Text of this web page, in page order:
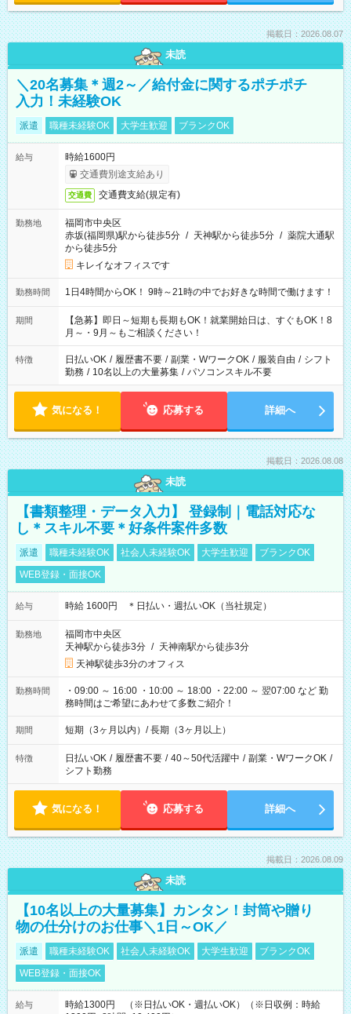
掲載日：2026.08.07
未読
＼20名募集＊週2～／給付金に関するポチポチ
入力！未経験OK
派遣 職種未経験OK 大学生歓迎 ブランクOK
給与
時給1600円
交通費別途支給あり
交通費 交通費支給(規定有)
勤務地
福岡市中央区
赤坂(福岡県)駅から徒歩5分 / 天神駅から徒歩5分 / 薬院大通駅
から徒歩5分
キレイなオフィスです
勤務時間 1日4時間からOK！ 9時～21時の中でお好きな時間で働けます！
期間
【急募】即日～短期も長期もOK！就業開始日は、すぐもOK！8
月～・9月～もご相談ください！
特徴 日払いOK / 履歴書不要 / 副業・WワークOK / 服装自由 / シフト
勤務 / 10名以上の大量募集 / パソコンスキル不要
気になる！ 応募する 詳細へ
掲載日：2026.08.08
未読
【書類整理・データ入力】 登録制｜電話対応な
し＊スキル不要＊好条件案件多数
派遣 職種未経験OK 社会人未経験OK 大学生歓迎
ブランクOK
WEB登録・面接OK
給与 時給 1600円 ＊日払い・週払いOK（当社規定）
勤務地
福岡市中央区
天神駅から徒歩3分 / 天神南駅から徒歩3分
天神駅徒歩3分のオフィス
勤務時間
・09:00 ～ 16:00 ・10:00 ～ 18:00 ・22:00 ～ 翌07:00 など 勤
務時間はご希望にあわせて多数ご紹介！
期間 短期（3ヶ月以内）/ 長期（3ヶ月以上）
特徴 日払いOK / 履歴書不要 / 40～50代活躍中 / 副業・WワークOK /
シフト勤務
気になる！ 応募する 詳細へ
掲載日：2026.08.09
未読
【10名以上の大量募集】カンタン！封筒や贈り
物の仕分けのお仕事＼1日～OK／
派遣 職種未経験OK 社会人未経験OK 大学生歓迎
ブランクOK
WEB登録・面接OK
給与
時給1300円 （※日払いOK・週払いOK）（※日収例：時給